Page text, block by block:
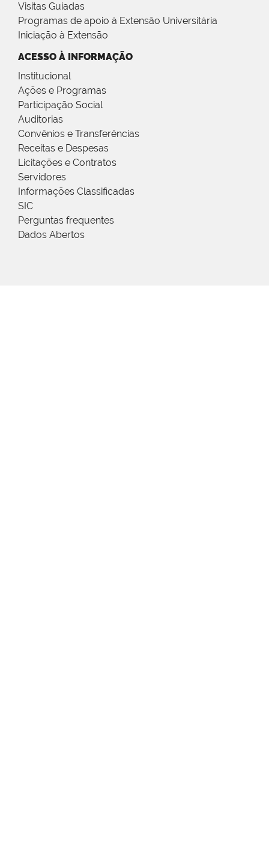
Visitas Guiadas
Programas de apoio à Extensão Universitária
Iniciação à Extensão
ACESSO À INFORMAÇÃO
Institucional
Ações e Programas
Participação Social
Auditorias
Convênios e Transferências
Receitas e Despesas
Licitações e Contratos
Servidores
Informações Classificadas
SIC
Perguntas frequentes
Dados Abertos